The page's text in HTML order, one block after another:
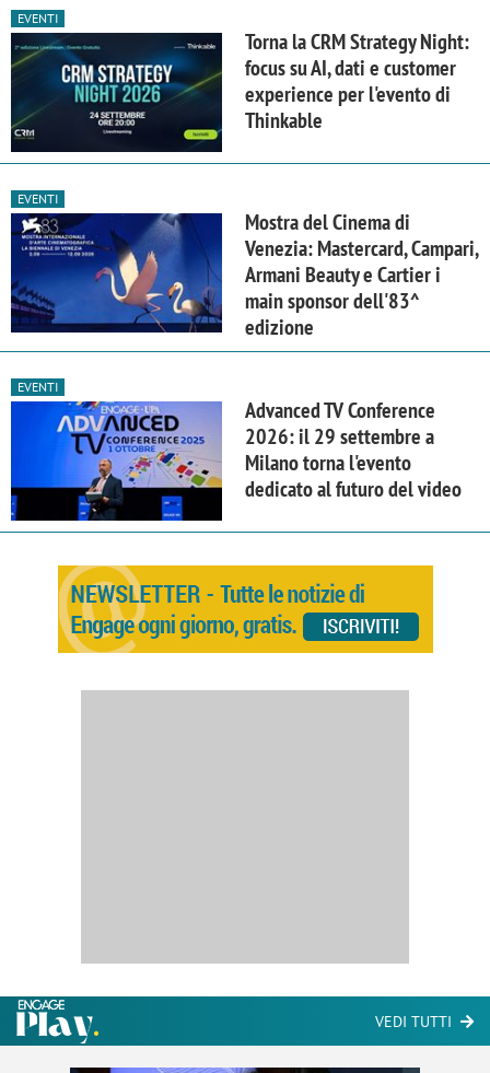
EVENTI
Torna la CRM Strategy Night:
focus su AI, dati e customer
experience per l'evento di
Thinkable
EVENTI
Mostra del Cinema di
Venezia: Mastercard, Campari,
Armani Beauty e Cartier i
main sponsor dell'83^
edizione
EVENTI
Advanced TV Conference
2026: il 29 settembre a
Milano torna l'evento
dedicato al futuro del video
VEDI TUTTI